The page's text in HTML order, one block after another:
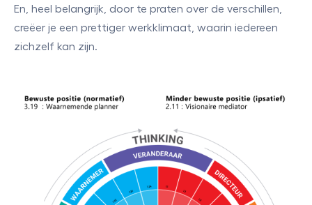
En, heel belangrijk, door te praten over de verschillen,
creëer je een prettiger werkklimaat, waarin iedereen
zichzelf kan zijn.